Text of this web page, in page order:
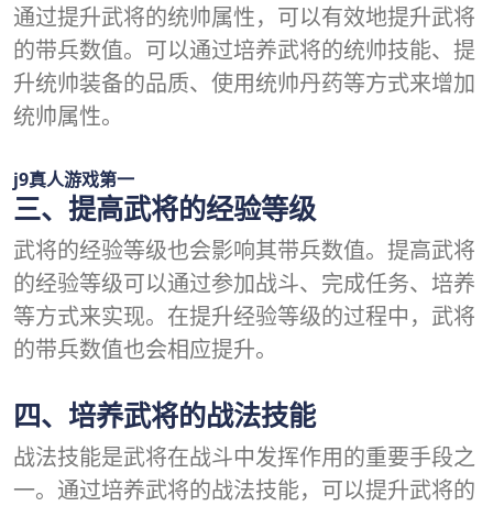
通过提升武将的统帅属性，可以有效地提升武将
的带兵数值。可以通过培养武将的统帅技能、提
升统帅装备的品质、使用统帅丹药等方式来增加
统帅属性。
j9真人游戏第一
三、提高武将的经验等级
武将的经验等级也会影响其带兵数值。提高武将
的经验等级可以通过参加战斗、完成任务、培养
等方式来实现。在提升经验等级的过程中，武将
的带兵数值也会相应提升。
四、培养武将的战法技能
战法技能是武将在战斗中发挥作用的重要手段之
一。通过培养武将的战法技能，可以提升武将的